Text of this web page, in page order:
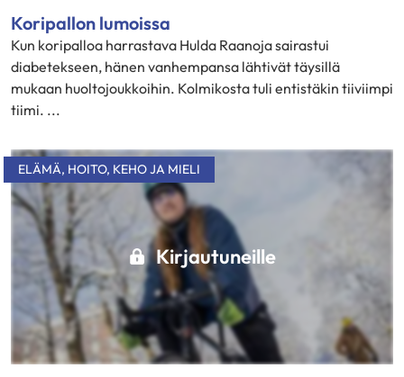
Koripallon lumoissa
Kun koripalloa harrastava Hulda Raanoja sairastui
diabetekseen, hänen vanhempansa lähtivät täysillä
mukaan huoltojoukkoihin. Kolmikosta tuli entistäkin tiiviimpi
tiimi. ...
Kirjautuneille
ELÄMÄ, HOITO, KEHO JA MIELI